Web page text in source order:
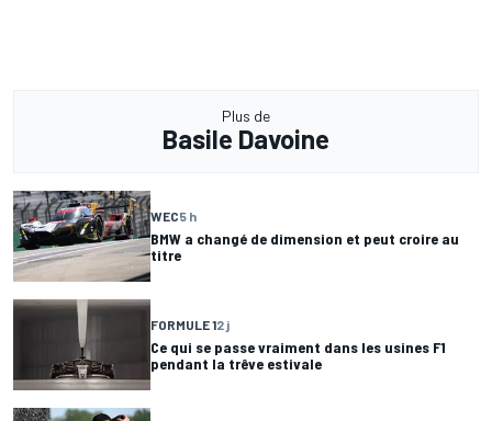
Plus de
Basile Davoine
WEC5 h
BMW a changé de dimension et peut croire au
titre
FORMULE 12 j
Ce qui se passe vraiment dans les usines F1
pendant la trêve estivale